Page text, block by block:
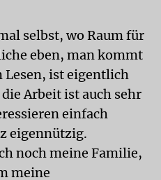
selbst, wo Raum für
eben, man kommt
ist eigentlich
Arbeit ist auch sehr
einfach
eigennützig.
noch meine Familie,
meine